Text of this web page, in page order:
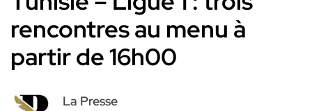
rencontres au menu à
partir de 16h00
La Presse